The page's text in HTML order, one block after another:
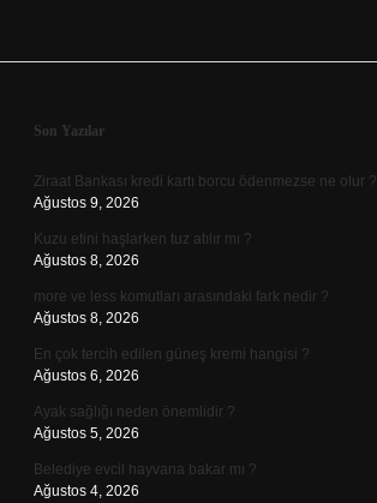
Sidebar
Son Yazılar
Ziraat Bankası kredi kartı borcu ödenmezse ne olur ?
Ağustos 9, 2026
Kuzu etini haşlarken tuz atılır mı ?
Ağustos 8, 2026
more ve less komutları arasındaki fark nedir ?
Ağustos 8, 2026
En çok tercih edilen güneş kremi hangisi ?
Ağustos 6, 2026
Ayak sağlığı neden önemlidir ?
Ağustos 5, 2026
Belediye evcil hayvana bakar mı ?
Ağustos 4, 2026